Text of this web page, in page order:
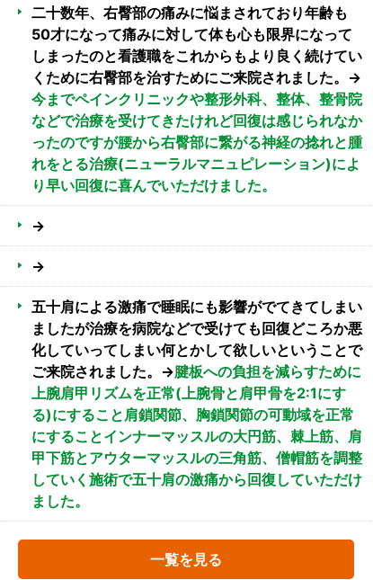
二十数年、右臀部の痛みに悩まされており年齢も
50才になって痛みに対して体も心も限界になって
しまったのと看護職をこれからもより良く続けてい
くために右臀部を治すためにご来院されました。→
今までペインクリニックや整形外科、整体、整骨院
などで治療を受けてきたけれど回復は感じられなか
ったのですが腰から右臀部に繋がる神経の捻れと腫
れをとる治療(ニューラルマニュピレーション)によ
り早い回復に喜んでいただけました。
→
→
五十肩による激痛で睡眠にも影響がでてきてしまい
ましたが治療を病院などで受けても回復どころか悪
化していってしまい何とかして欲しいということで
ご来院されました。→腱板への負担を減らすために
上腕肩甲リズムを正常(上腕骨と肩甲骨を2:1にす
る)にすること肩鎖関節、胸鎖関節の可動域を正常
にすることインナーマッスルの大円筋、棘上筋、肩
甲下筋とアウターマッスルの三角筋、僧帽筋を調整
していく施術で五十肩の激痛から回復していただけ
ました。
一覧を見る